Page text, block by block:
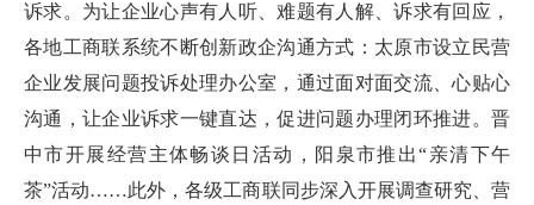
诉求。为让企业心声有人听、难题有人解、诉求有回应，
各地工商联系统不断创新政企沟通方式：太原市设立民营
企业发展问题投诉处理办公室，通过面对面交流、心贴心
沟通，让企业诉求一键直达，促进问题办理闭环推进。晋
中市开展经营主体畅谈日活动，阳泉市推出“亲清下午
茶”活动……此外，各级工商联同步深入开展调查研究、营